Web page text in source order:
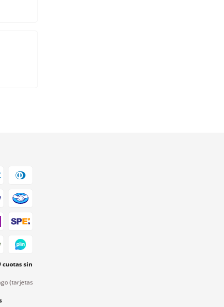
cuotas sin
(tarjetas